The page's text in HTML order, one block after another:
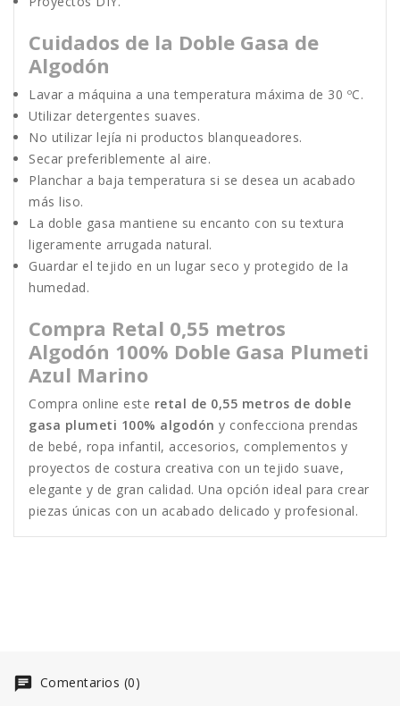
Cuidados de la Doble Gasa de
Algodón
Lavar a máquina a una temperatura máxima de 30 ºC.
Utilizar detergentes suaves.
No utilizar lejía ni productos blanqueadores.
Secar preferiblemente al aire.
Planchar a baja temperatura si se desea un acabado
más liso.
La doble gasa mantiene su encanto con su textura
ligeramente arrugada natural.
Guardar el tejido en un lugar seco y protegido de la
humedad.
Compra Retal 0,55 metros
Algodón 100% Doble Gasa Plumeti
Azul Marino
Compra online este retal de 0,55 metros de doble
gasa plumeti 100% algodón y confecciona prendas
de bebé, ropa infantil, accesorios, complementos y
proyectos de costura creativa con un tejido suave,
elegante y de gran calidad. Una opción ideal para crear
piezas únicas con un acabado delicado y profesional.
Comentarios (0)